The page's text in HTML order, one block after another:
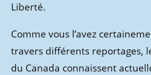
Liberté.
Comme vous l’avez
travers différents reportages,
du Canada connaissent